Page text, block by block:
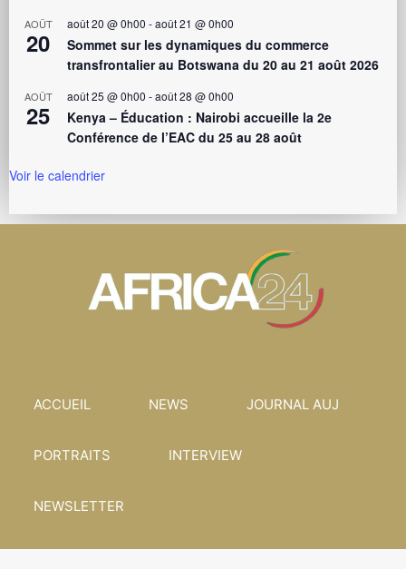
AOÛT
20
août 20 @ 0h00 -août 21 @ 0h00
Sommet sur les dynamiques du commerce
transfrontalier au Botswana du 20 au 21 août 2026
AOÛT
25
août 25 @ 0h00 -août 28 @ 0h00
Kenya – Éducation : Nairobi accueille la 2e
Conférence de l’EAC du 25 au 28 août
Voir le calendrier
ACCUEIL NEWS JOURNAL AUJ
PORTRAITS INTERVIEW
NEWSLETTER